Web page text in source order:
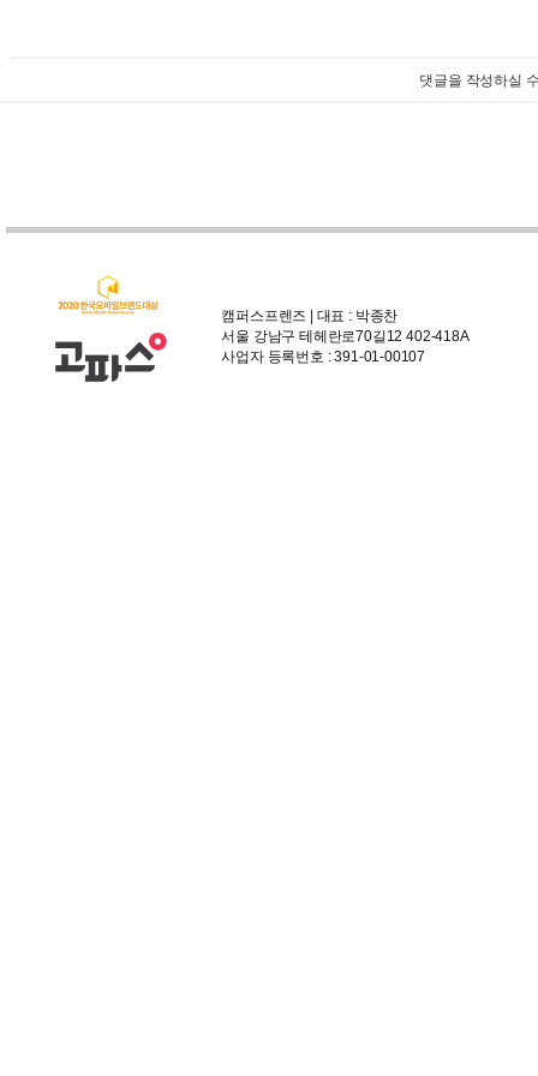
댓글을 작성하실
캠퍼스프렌즈 | 대표 : 박종찬
서울 강남구 테헤란로70길12 402-418A
사업자 등록번호 : 391-01-00107